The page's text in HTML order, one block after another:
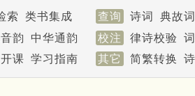
索 类书集成 查询 诗词 典故
韵 中华通韵 校注 律诗校验
课 学习指南 其它 简繁转换